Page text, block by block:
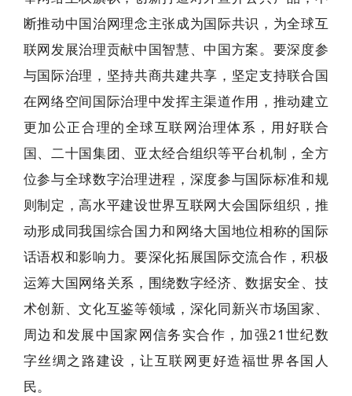
断推动中国治网理念主张成为国际共识，为全球互
联网发展治理贡献中国智慧、中国方案。要深度参
与国际治理，坚持共商共建共享，坚定支持联合国
在网络空间国际治理中发挥主渠道作用，推动建立
更加公正合理的全球互联网治理体系，用好联合
国、二十国集团、亚太经合组织等平台机制，全方
位参与全球数字治理进程，深度参与国际标准和规
则制定，高水平建设世界互联网大会国际组织，推
动形成同我国综合国力和网络大国地位相称的国际
话语权和影响力。要深化拓展国际交流合作，积极
运筹大国网络关系，围绕数字经济、数据安全、技
术创新、文化互鉴等领域，深化同新兴市场国家、
周边和发展中国家网信务实合作，加强21世纪数
字丝绸之路建设，让互联网更好造福世界各国人
民。